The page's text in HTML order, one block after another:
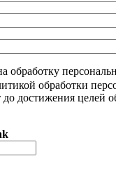
обработку
обработки
до достижения целей